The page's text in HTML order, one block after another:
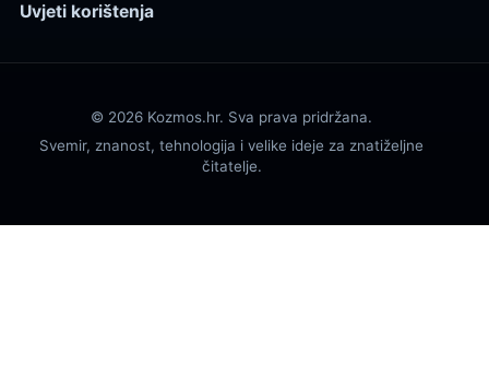
Uvjeti korištenja
© 2026 Kozmos.hr. Sva prava pridržana.
Svemir, znanost, tehnologija i velike ideje za znatiželjne
čitatelje.